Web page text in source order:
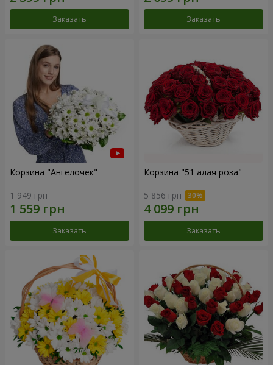
Заказать Заказать
Корзина "Ангелочек"
1 949 грн
Заказать
Корзина "51 алая роза"
5 856 грн
Заказать